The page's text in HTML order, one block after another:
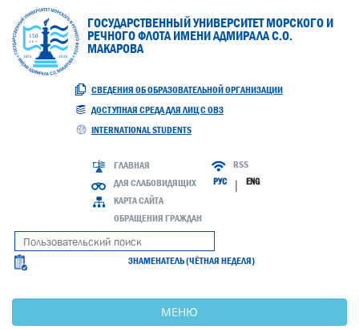
ГОСУДАРСТВЕННЫЙ УНИВЕРСИТЕТ МОРСКОГО И
РЕЧНОГО ФЛОТА ИМЕНИ АДМИРАЛА С.О.
МАКАРОВА
СВЕДЕНИЯ ОБ ОБРАЗОВАТЕЛЬНОЙ ОРГАНИЗАЦИИ
ДОСТУПНАЯ СРЕДА ДЛЯ ЛИЦ С ОВЗ
INTERNATIONAL STUDENTS
ГЛАВНАЯ
ДЛЯ СЛАБОВИДЯЩИХ
КАРТА САЙТА
ОБРАЩЕНИЯ ГРАЖДАН
RSS
РУС | ENG
ЗНАМЕНАТЕЛЬ (ЧЁТНАЯ НЕДЕЛЯ)
МЕНЮ